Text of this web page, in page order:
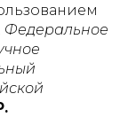
Федеральное